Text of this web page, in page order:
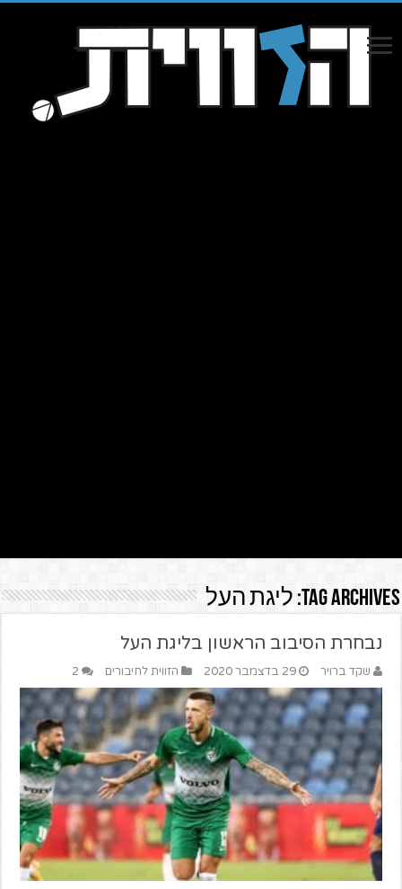
Tag Archives: ליגת העל
נבחרת הסיבוב הראשון בליגת העל
שקד ברויר 29 בדצמבר 2020 הזווית לחיבורים 2